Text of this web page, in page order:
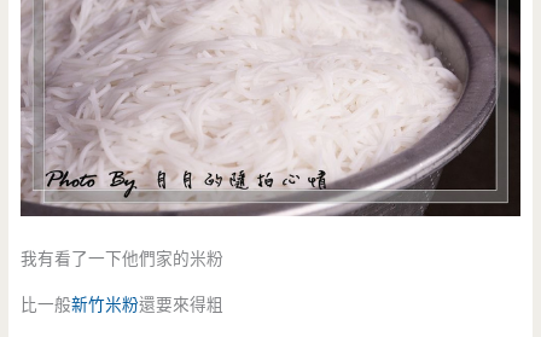
我有看了一下他們家的米粉
比一般新竹米粉還要來得粗